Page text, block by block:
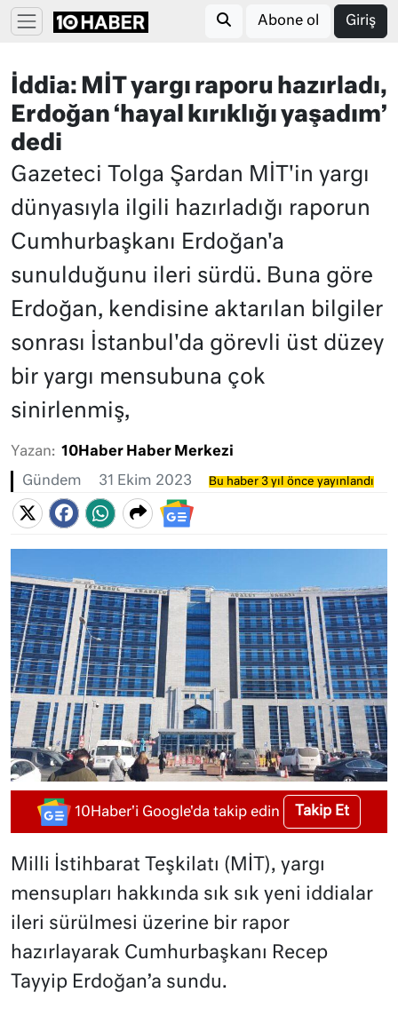
Abone ol Giriş
İddia: MİT yargı raporu hazırladı,
Erdoğan ‘hayal kırıklığı yaşadım’
dedi
Gazeteci Tolga Şardan MİT'in yargı
dünyasıyla ilgili hazırladığı raporun
Cumhurbaşkanı Erdoğan'a
sunulduğunu ileri sürdü. Buna göre
Erdoğan, kendisine aktarılan bilgiler
sonrası İstanbul'da görevli üst düzey
bir yargı mensubuna çok
sinirlenmiş,
Yazan: 10Haber Haber Merkezi
Gündem 31 Ekim 2023 Bu haber 3 yıl önce yayınlandı
10Haber'i Google'da takip edin Takip Et
Milli İstihbarat Teşkilatı (MİT), yargı
mensupları hakkında sık sık yeni iddialar
ileri sürülmesi üzerine bir rapor
hazırlayarak Cumhurbaşkanı Recep
Tayyip Erdoğan’a sundu.